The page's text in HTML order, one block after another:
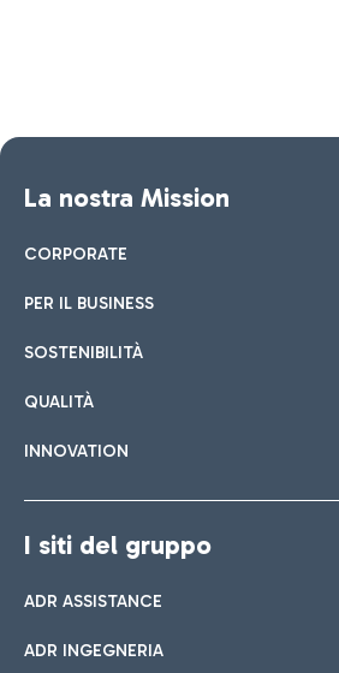
La nostra Mission
CORPORATE
PER IL BUSINESS
SOSTENIBILITÀ
QUALITÀ
INNOVATION
I siti del gruppo
ADR ASSISTANCE
ADR INGEGNERIA